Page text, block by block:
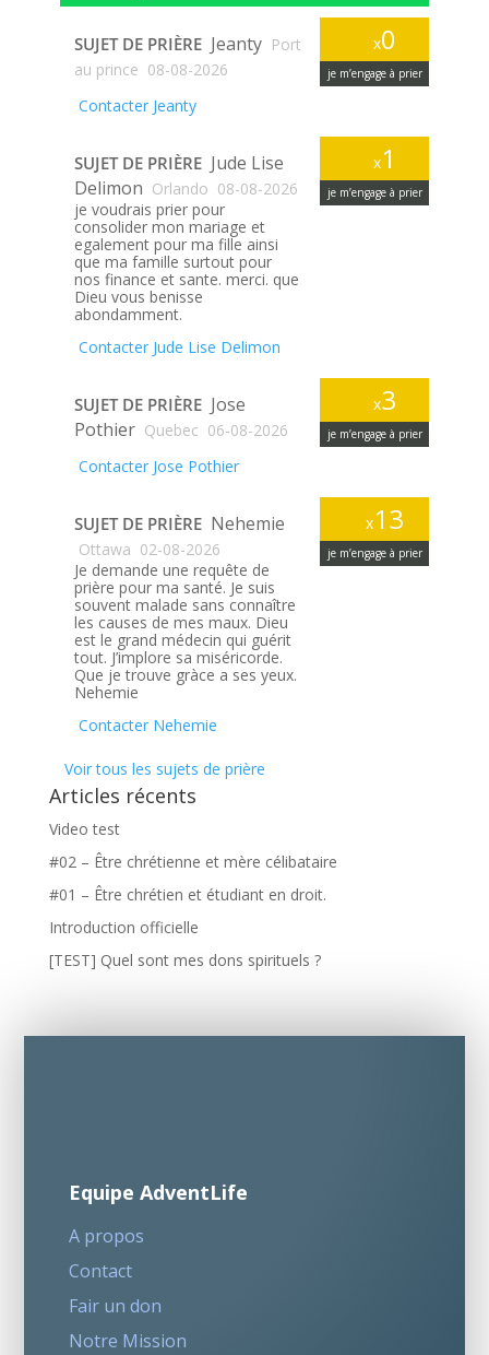
x0
je m’engage à prier
SUJET DE PRIÈRE Jeanty Port
au prince 08-08-2026
Contacter Jeanty
x1
je m’engage à prier
SUJET DE PRIÈRE Jude Lise
Delimon Orlando 08-08-2026
je voudrais prier pour
consolider mon mariage et
egalement pour ma fille ainsi
que ma famille surtout pour
nos finance et sante. merci. que
Dieu vous benisse
abondamment.
Contacter Jude Lise Delimon
x3
je m’engage à prier
SUJET DE PRIÈRE Jose
Pothier Quebec 06-08-2026
Contacter Jose Pothier
x13
je m’engage à prier
SUJET DE PRIÈRE Nehemie
Ottawa 02-08-2026
Je demande une requête de
prière pour ma santé. Je suis
souvent malade sans connaître
les causes de mes maux. Dieu
est le grand médecin qui guérit
tout. J’implore sa miséricorde.
Que je trouve gràce a ses yeux.
Nehemie
Contacter Nehemie
Voir tous les sujets de prière
Articles récents
Video test
#02 – Être chrétienne et mère célibataire
#01 – Être chrétien et étudiant en droit.
Introduction officielle
[TEST] Quel sont mes dons spirituels ?
Equipe AdventLife
A propos
Contact
Fair un don
Notre Mission